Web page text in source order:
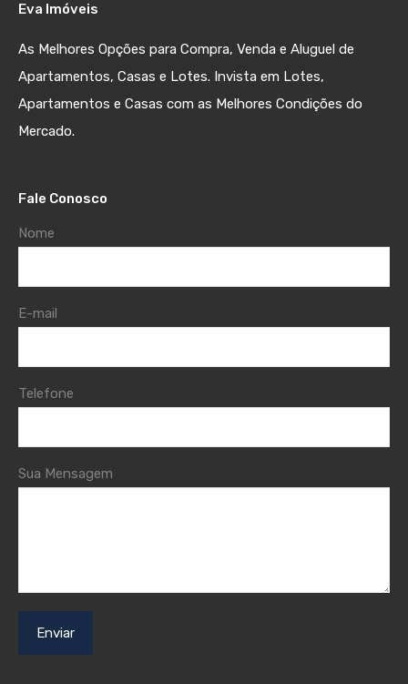
Eva Imóveis
As Melhores Opções para Compra, Venda e Aluguel de
Apartamentos, Casas e Lotes. Invista em Lotes,
Apartamentos e Casas com as Melhores Condições do
Mercado.
Fale Conosco
Nome
E-mail
Telefone
Sua Mensagem